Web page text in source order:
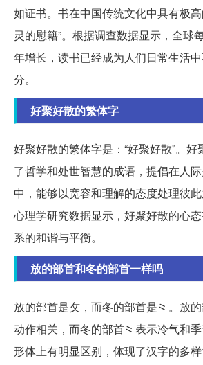
如证书。书在中国传统文化中具有极
灵的慰籍”。根据调查数据显示，全球
年增长，读书已经成为人们日常生活
分。
好聚好散的繁体字
好聚好散的繁体字是：“好聚好散”。
了哲学和处世智慧的成语，提倡在人
中，能够以宽容和理解的态度处理彼
心理学研究数据显示，好聚好散的心
系的和谐与平衡。
放的部首和冬的部首一样吗
放的部首是攵，而冬的部首是⺀。放
动作相关，而冬的部首⺀表示冷气和
形体上有明显区别，体现了汉字的多